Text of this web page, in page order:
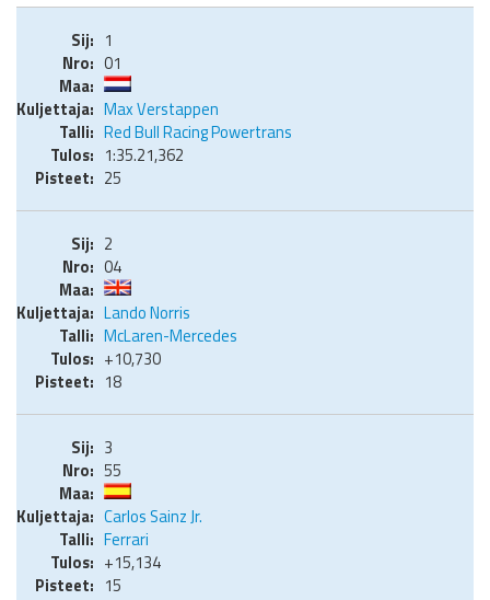
1
01
Max Verstappen
Red Bull Racing Powertrans
1:35.21,362
25
2
04
Lando Norris
McLaren-Mercedes
+10,730
18
3
55
Carlos Sainz Jr.
Ferrari
+15,134
15